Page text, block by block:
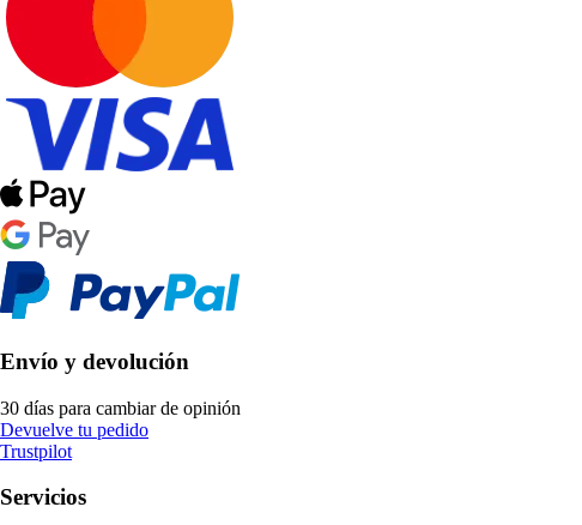
Envío y devolución
30 días para cambiar de opinión
Devuelve tu pedido
Trustpilot
Servicios